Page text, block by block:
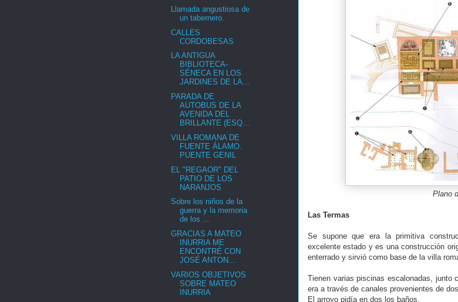
Plano
Las Termas
Se supone que era la primitiva
excelente estado y es una construcción
enterrado y sirvió como base de la villa
Tienen varias piscinas escalonadas, junto
era a través de canales provenientes de
El arroyo pidía en dos los baños.
Llamada angustiosa de
un tabernero.
CALLES
CORDOBESAS
LA ANTIGUA
BIBLIOTECA-
SÉNECA EN LOS
JARDINES DE LA...
PARADA DE
AUTOBUS DE LA
AVENIDA DEL
BRILLANTE (ESQ...
VILLA ROMANA DE
FUENTE ÁLAMO.
PUENTE GENIL
EL "REGAOR" DEL
PATIO DE LOS
NARANJOS
Sobre los niños de la
guerra y la memoria
de los ...
GRACIAS A MATEO
INURRIA ME
ENCONTRÉ CON
JOSÉ ANTON...
VARIOS OBJETIVOS
SOBRE MATEO
INURRIA